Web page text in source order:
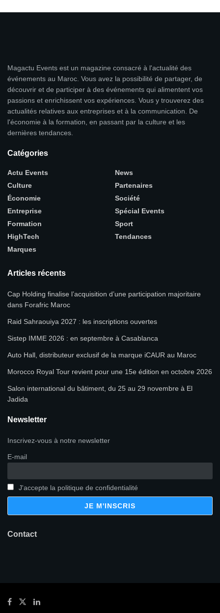
Magactu Events est un magazine consacré à l'actualité des
événements au Maroc. Vous avez la possibilité de partager, de
découvrir et de participer à des événements qui alimentent vos
passions et enrichissent vos expériences. Vous y trouverez des
actualités relatives aux entreprises et à la communication. De
l'économie à la formation, en passant par la culture et les
dernières tendances.
Catégories
Actu Events
Culture
Économie
Entreprise
Formation
HighTech
Marques
News
Partenaires
Société
Spécial Events
Sport
Tendances
Articles récents
Cap Holding finalise l’acquisition d’une participation majoritaire
dans Forafric Maroc
Raid Sahraouiya 2027 : les inscriptions ouvertes
Sistep IMME 2026 : en septembre à Casablanca
Auto Hall, distributeur exclusif de la marque iCAUR au Maroc
Morocco Royal Tour revient pour une 15e édition en octobre 2026
Salon international du bâtiment, du 25 au 29 novembre à El
Jadida
Newsletter
Inscrivez-vous à notre newsletter
E-mail
J'accepte la politique de confidentialité
Contact